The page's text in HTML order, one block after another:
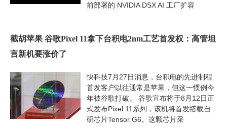
前部署的 NVIDIA DSX AI 工厂扩容
截胡苹果 谷歌Pixel 11拿下台积电2nm工艺首发权：高管坦
言新机要涨价了
快科技7月27日消息，台积电的先进制程
首发客户以往通常是苹果，但这一惯例今
年被谷歌打破。 谷歌宣布将于8月12日正
式发布Pixel 11系列，该机将首发搭载自
研芯片Tensor G6。这颗芯片采